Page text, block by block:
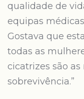
qualidade de
equipas
Gostava que
todas as
cicatrizes são as
sobrevivência.”